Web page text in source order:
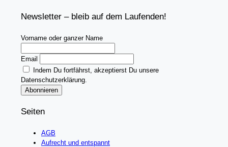
Newsletter – bleib auf dem Laufenden!
Vorname oder ganzer Name
Email
Indem Du fortfährst, akzeptierst Du unsere
Datenschutzerklärung.
Seiten
AGB
Aufrecht und entspannt